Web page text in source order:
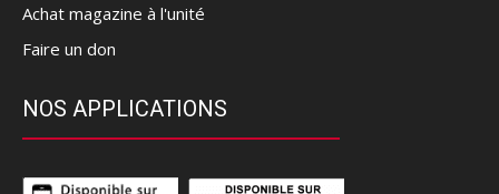
Achat magazine à l'unité
Faire un don
NOS APPLICATIONS